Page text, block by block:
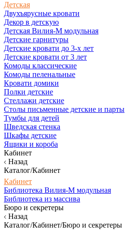
Детская
Двухъярусные кровати
Декор в детскую
Детская Вилия-М модульная
Детские гарнитуры
Детские кровати до 3-х лет
Детские кровати от 3 лет
Комоды классические
Комоды пеленальные
Кровати домики
Полки детские
Стеллажи детские
Столы письменные детские и парты
Тумбы для детей
Шведская стенка
Шкафы детские
Ящики и короба
Кабинет
Назад
Каталог/Кабинет
Кабинет
Библиотека Вилия-М модульная
Библиотека из массива
Бюро и секретеры
Назад
Каталог/Кабинет/Бюро и секретеры